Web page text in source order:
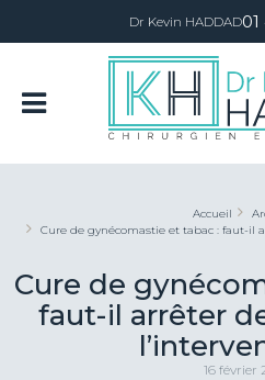
Dr Kevin HADDAD
Accueil
Cure de gynécomastie et tabac : faut-il
Cure de
faut-il arrêter
16 février